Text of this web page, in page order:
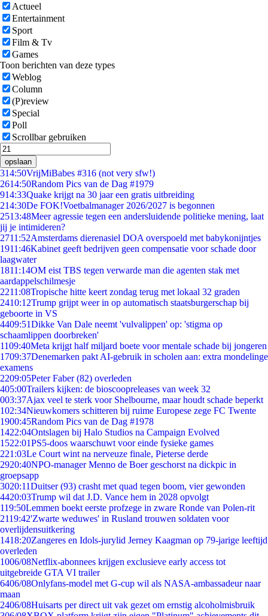
Actueel
Entertainment
Sport
Film & Tv
Games
Toon berichten van deze types
Weblog
Column
(P)review
Special
Poll
Scrollbar gebruiken
opslaan
314:50VrijMiBabes #316 (not very sfw!)
2614:50Random Pics van de Dag #1979
914:33Quake krijgt na 30 jaar een gratis uitbreiding
214:30De FOK!Voetbalmanager 2026/2027 is begonnen
2513:48Meer agressie tegen een andersluidende politieke mening, laat
jij je intimideren?
2711:52Amsterdams dierenasiel DOA overspoeld met babykonijntjes
1911:46Kabinet geeft bedrijven geen compensatie voor schade door
laagwater
1811:14OM eist TBS tegen verwarde man die agenten stak met
aardappelschilmesje
2211:08Tropische hitte keert zondag terug met lokaal 32 graden
2410:12Trump grijpt weer in op automatisch staatsburgerschap bij
geboorte in VS
4409:51Dikke Van Dale neemt 'vulvalippen' op: 'stigma op
schaamlippen doorbreken'
1109:40Meta krijgt half miljard boete voor mentale schade bij jongeren
1709:37Denemarken pakt AI-gebruik in scholen aan: extra mondelinge
examens
2209:05Peter Faber (82) overleden
405:00Trailers kijken: de bioscoopreleases van week 32
003:37Ajax veel te sterk voor Shelbourne, maar houdt schade beperkt
102:34Nieuwkomers schitteren bij ruime Europese zege FC Twente
1900:45Random Pics van de Dag #1978
1422:04Ontslagen bij Halo Studios na Campaign Evolved
1522:01PS5-doos waarschuwt voor einde fysieke games
221:03Le Court wint na nerveuze finale, Pieterse derde
2920:40NPO-manager Menno de Boer geschorst na dickpic in
groepsapp
3020:11Duitser (93) crasht met quad tegen boom, vier gewonden
4420:03Trump wil dat J.D. Vance hem in 2028 opvolgt
119:50Lemmen boekt eerste profzege in zware Ronde van Polen-rit
2119:42'Zwarte weduwes' in Rusland trouwen soldaten voor
overlijdensuitkering
1418:20Zangeres en Idols-jurylid Jerney Kaagman op 79-jarige leeftijd
overleden
1006/08Netflix-abonnees krijgen exclusieve early access tot
uitgebreide GTA VI trailer
6406/08Onlyfans-model met G-cup wil als NASA-ambassadeur naar
maan
2406/08Huisarts per direct uit vak gezet om ernstig alcoholmisbruik